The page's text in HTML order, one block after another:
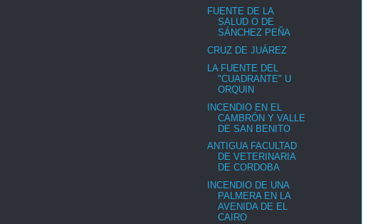
FUENTE DE LA
SALUD O DE
SÁNCHEZ PEÑA
CRUZ DE JUÁREZ
LA FUENTE DEL
"CUADRANTE" U
ORQUIN
INCENDIO EN EL
CAMBRÓN Y VALLE
DE SAN BENITO
ANTIGUA FACULTAD
DE VETERINARIA
DE CORDOBA
INCENDIO DE UNA
PALMERA EN LA
AVENIDA DE EL
CAIRO